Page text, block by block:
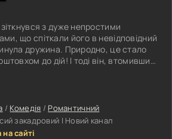
з дуже непростими
що спіткали його в невідповідний
дружина. Природно, це стало
до дій! І тоді він, втомившись
Сем із сином залишає межі
життя в Сіетлі. Ще одного вечора
які закликають усіх
та розповідати про мрії
син
/ Комедія / Романтичний
закадровий | Новий канал
сайті